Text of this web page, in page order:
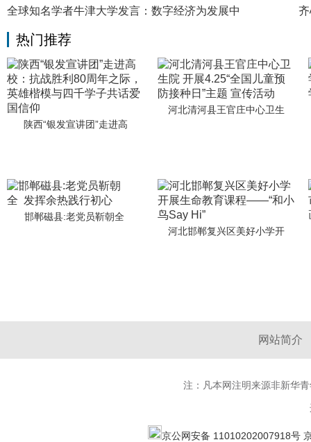
全球知名学者牛津大学发言：数字经济为发展中
热门推荐
陕西“银发宣讲团”走进高
河北清河县王官庄中心卫生
邯郸磁县:老党员靳朝全
河北邯郸复兴区美好小学开
网站简介
注：凡本网注明来源非新华
京公网安备 11010202007918号